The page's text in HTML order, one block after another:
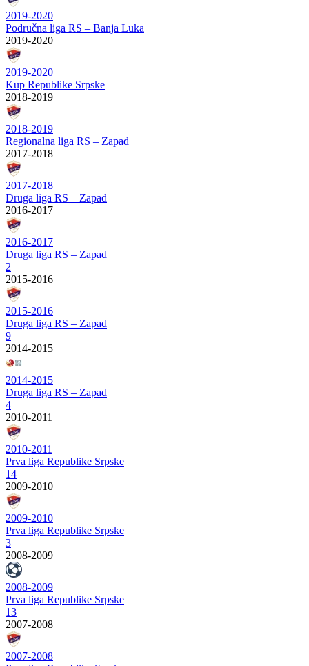
2019-2020
Područna liga RS – Banja Luka
2019-2020
2019-2020
Kup Republike Srpske
2018-2019
2018-2019
Regionalna liga RS – Zapad
2017-2018
2017-2018
Druga liga RS – Zapad
2016-2017
2016-2017
Druga liga RS – Zapad
2
2015-2016
2015-2016
Druga liga RS – Zapad
9
2014-2015
2014-2015
Druga liga RS – Zapad
4
2010-2011
2010-2011
Prva liga Republike Srpske
14
2009-2010
2009-2010
Prva liga Republike Srpske
3
2008-2009
2008-2009
Prva liga Republike Srpske
13
2007-2008
2007-2008